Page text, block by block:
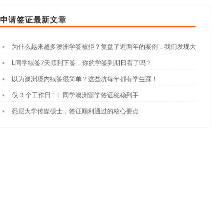
申请签证最新文章
为什么越来越多澳洲学签被拒？复盘了近两年的案例，我们发现大家都踩
L同学续签7天顺利下签，你的学签到期日看了吗？
以为澳洲境内续签很简单？这些坑每年都有学生踩！
仅 3 个工作日！L 同学澳洲留学签证稳稳到手
悉尼大学传媒硕士，签证顺利通过的核心要点